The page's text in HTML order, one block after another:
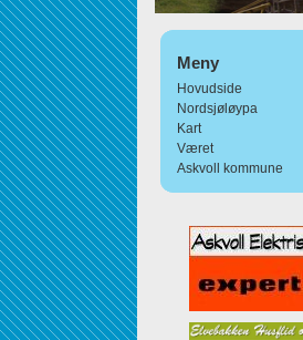
Meny
Hovudside
Nordsjøløypa
Kart
Været
Askvoll kommune